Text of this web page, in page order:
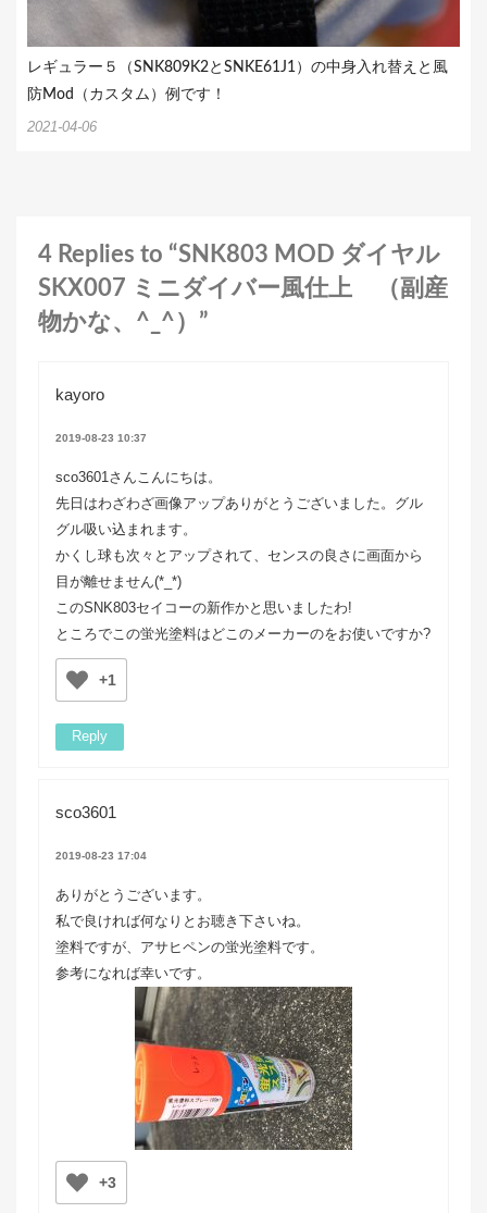
レギュラー５（SNK809K2とSNKE61J1）の中身入れ替えと風
防Mod（カスタム）例です！
2021-04-06
4 Replies to “SNK803 MOD ダイヤル
SKX007 ミニダイバー風仕上 （副産
物かな、^_^）”
kayoro
2019-08-23 10:37
sco3601さんこんにちは。
先日はわざわざ画像アップありがとうございました。グル
グル吸い込まれます。
かくし球も次々とアップされて、センスの良さに画面から
目が離せません(*_*)
このSNK803セイコーの新作かと思いましたわ!
ところでこの蛍光塗料はどこのメーカーのをお使いですか?
+1
Reply
sco3601
2019-08-23 17:04
ありがとうございます。
私で良ければ何なりとお聴き下さいね。
塗料ですが、アサヒペンの蛍光塗料です。
参考になれば幸いです。
+3